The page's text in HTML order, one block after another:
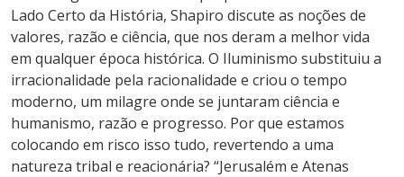
Lado Certo da História, Shapiro discute as noções de
valores, razão e ciência, que nos deram a melhor vida
em qualquer época histórica. O Iluminismo substituiu a
irracionalidade pela racionalidade e criou o tempo
moderno, um milagre onde se juntaram ciência e
humanismo, razão e progresso. Por que estamos
colocando em risco isso tudo, revertendo a uma
natureza tribal e reacionária? “Jerusalém e Atenas